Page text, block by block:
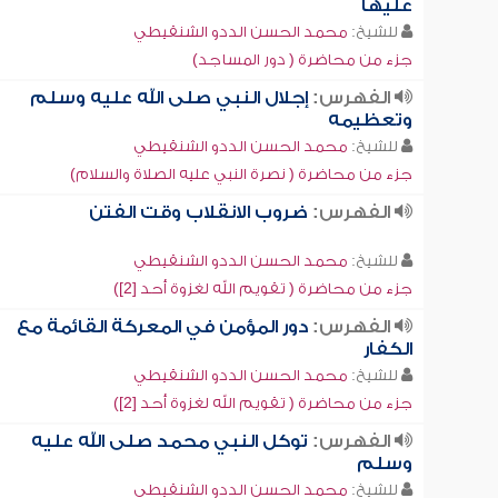
عليها
للشيخ: محمد الحسن الددو الشنقيطي
جزء من محاضرة ( دور المساجد)
الفهرس:إجلال النبي صلى الله عليه وسلم
وتعظيمه
للشيخ: محمد الحسن الددو الشنقيطي
جزء من محاضرة ( نصرة النبي عليه الصلاة والسلام)
الفهرس: ضروب الانقلاب وقت الفتن
للشيخ: محمد الحسن الددو الشنقيطي
جزء من محاضرة ( تقويم الله لغزوة أحد [2])
الفهرس:دور المؤمن في المعركة القائمة مع
الكفار
للشيخ: محمد الحسن الددو الشنقيطي
جزء من محاضرة ( تقويم الله لغزوة أحد [2])
الفهرس: توكل النبي محمد صلى الله عليه
وسلم
للشيخ: محمد الحسن الددو الشنقيطي